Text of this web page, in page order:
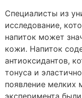
Специалисты из
исследование,
напиток может
кожи. Напиток
антиоксидантов,
тонуса и
появление мелких
эксперимента